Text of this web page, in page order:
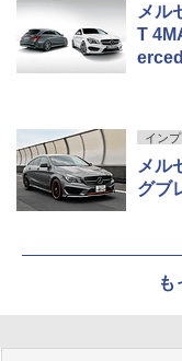
メル
T
イン
メル
グブ
も